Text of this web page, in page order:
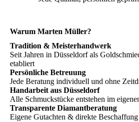
Warum Marten Müller?
Tradition & Meisterhandwerk
Seit Jahren in Düsseldorf als
etabliert
Persönliche Betreuung
Jede Beratung individuell und ohne
Handarbeit aus Düsseldorf
Alle Schmuckstücke entstehen im
Transparente Diamantberatung
Eigene Gutachten & direkte